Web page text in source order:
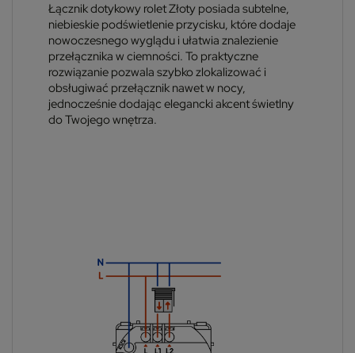
Łącznik dotykowy rolet Złoty posiada subtelne,
niebieskie podświetlenie przycisku, które dodaje
nowoczesnego wyglądu i ułatwia znalezienie
przełącznika w ciemności. To praktyczne
rozwiązanie pozwala szybko zlokalizować i
obsługiwać przełącznik nawet w nocy,
jednocześnie dodając elegancki akcent świetlny
do Twojego wnętrza.